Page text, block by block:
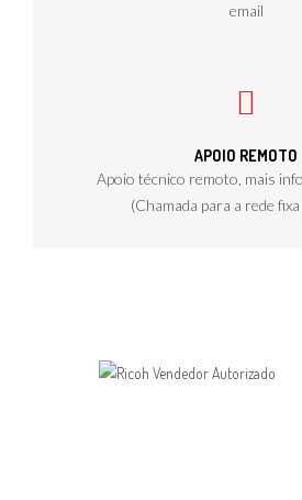
email
APOIO REMOTO
Apoio técnico remoto, mais
(Chamada para a rede